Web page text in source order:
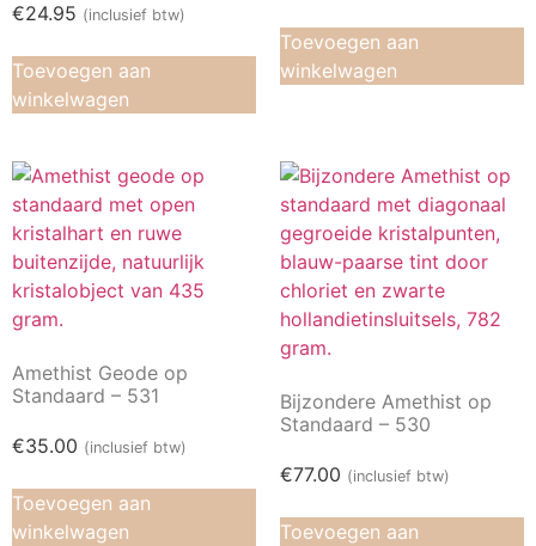
€24.95 (inclusief btw)
Toevoegen aan
winkelwagen
Toevoegen aan
winkelwagen
Amethist Geode op
Standaard – 531
€35.00 (inclusief btw)
Toevoegen aan
winkelwagen
Bijzondere Amethist op
Standaard – 530
€77.00 (inclusief btw)
Toevoegen aan